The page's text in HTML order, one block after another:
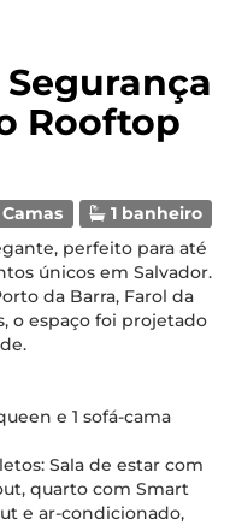
Rooftop
Camas 1 banheiro
perfeito para até
únicos em Salvador.
da Barra, Farol da
o espaço foi projetado
e 1 sofá-cama
Sala de estar com
quarto com Smart
e ar-condicionado,